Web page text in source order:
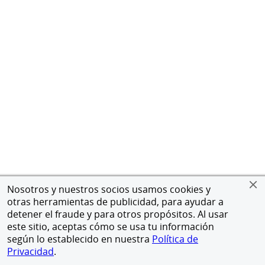
Nosotros y nuestros socios usamos cookies y
otras herramientas de publicidad, para ayudar a
detener el fraude y para otros propósitos. Al usar
este sitio, aceptas cómo se usa tu información
según lo establecido en nuestra Política de
Privacidad.